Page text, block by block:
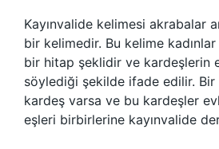
Kayınvalide kelimesi akrabalar
bir kelimedir. Bu kelime kadınlar
bir hitap şeklidir ve kardeşlerin
söylediği şekilde ifade edilir.
kardeş varsa ve bu kardeşler
eşleri birbirlerine kayınvalide